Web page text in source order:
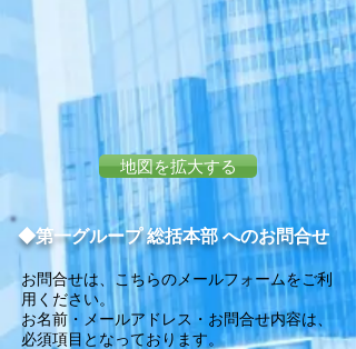
地図を拡大する
◆第一グループ 総括本部 へのお問合せ
お問合せは、こちらのメールフォームをご利
用ください。
お名前・メールアドレス・お問合せ内容は、
必須項目となっております。